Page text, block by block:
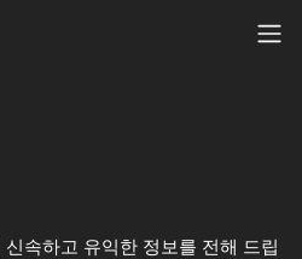
속하고 유익한 정보를 전해 드립